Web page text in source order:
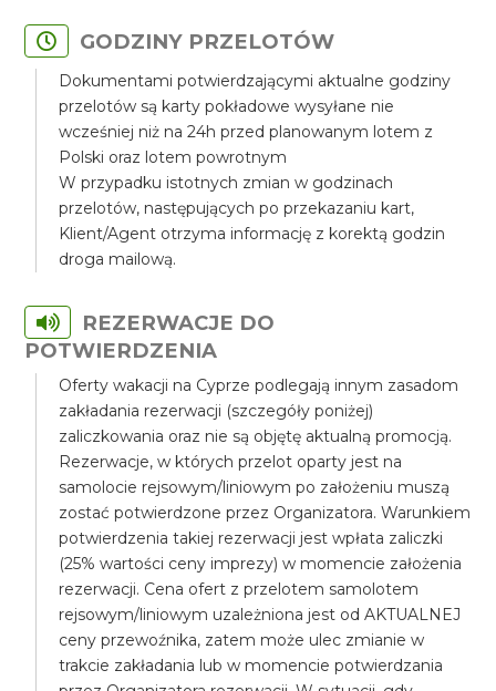
GODZINY PRZELOTÓW
Dokumentami potwierdzającymi aktualne godziny
przelotów są karty pokładowe wysyłane nie
wcześniej niż na 24h przed planowanym lotem z
Polski oraz lotem powrotnym
W przypadku istotnych zmian w godzinach
przelotów, następujących po przekazaniu kart,
Klient/Agent otrzyma informację z korektą godzin
droga mailową.
REZERWACJE DO
POTWIERDZENIA
Oferty wakacji na Cyprze podlegają innym zasadom
zakładania rezerwacji (szczegóły poniżej)
zaliczkowania oraz nie są objętę aktualną promocją.
Rezerwacje, w których przelot oparty jest na
samolocie rejsowym/liniowym po założeniu muszą
zostać potwierdzone przez Organizatora. Warunkiem
potwierdzenia takiej rezerwacji jest wpłata zaliczki
(25% wartości ceny imprezy) w momencie założenia
rezerwacji. Cena ofert z przelotem samolotem
rejsowym/liniowym uzależniona jest od AKTUALNEJ
ceny przewoźnika, zatem może ulec zmianie w
trakcie zakładania lub w momencie potwierdzania